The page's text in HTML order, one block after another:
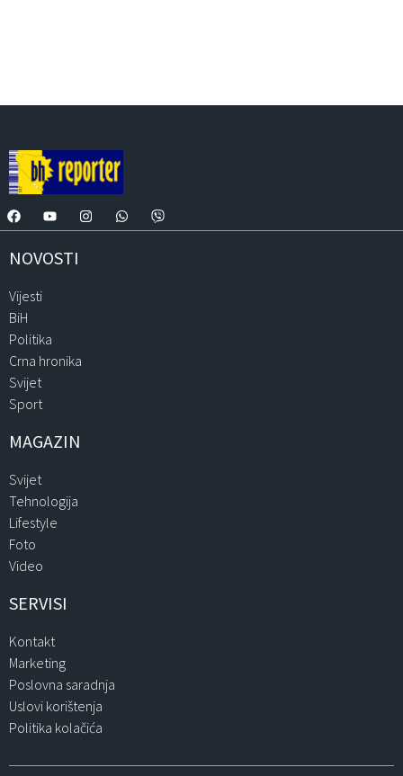
NOVOSTI
Vijesti
BiH
Politika
Crna hronika
Svijet
Sport
MAGAZIN
Svijet
Tehnologija
Lifestyle
Foto
Video
SERVISI
Kontakt
Marketing
Poslovna saradnja
Uslovi korištenja
Politika kolačića